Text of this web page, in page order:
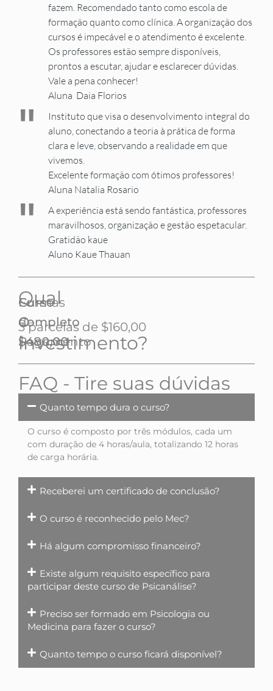
fazem. Recomendado tanto como escola de
formação quanto como clínica. A organização dos
cursos é impecável e o atendimento é excelente.
Os professores estão sempre disponíveis,
prontos a escutar, ajudar e esclarecer dúvidas.
Vale a pena conhecer!
Aluna Daia Florios
"
Instituto que visa o desenvolvimento integral do
aluno, conectando a teoria à prática de forma
clara e leve, observando a realidade em que
vivemos.
Excelente formação com ótimos professores!
Aluna Natalia Rosario
"
A experiência está sendo fantástica, professores
maravilhosos, organização e gestão espetacular.
Gratidão kaue
Aluno Kaue Thauan
Qual
o
investimento?
Curso
Completo
$480,00
Formas
de
Pagamento
3 parcelas de $160,00
FAQ - Tire suas dúvidas
Quanto tempo dura o curso?
O curso é composto por três módulos, cada um
com duração de 4 horas/aula, totalizando 12 horas
de carga horária.
Receberei um certificado de conclusão?
O curso é reconhecido pelo Mec?
Há algum compromisso financeiro?
Existe algum requisito específico para
participar deste curso de Psicanálise?
Preciso ser formado em Psicologia ou
Medicina para fazer o curso?
Quanto tempo o curso ficará disponível?